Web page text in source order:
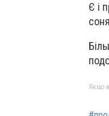
Є і
Якщо